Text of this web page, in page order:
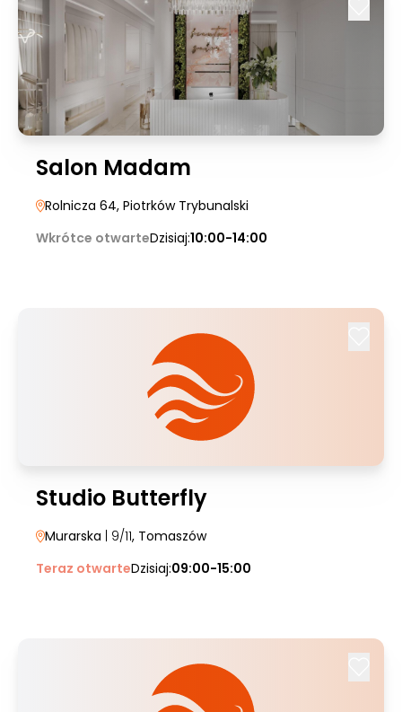
Salon Madam
Rolnicza 64, Piotrków Trybunalski
Wkrótce otwarteDzisiaj:10:00-14:00
Studio Butterfly
Murarska | 9/11, Tomaszów
Teraz otwarteDzisiaj:09:00-15:00